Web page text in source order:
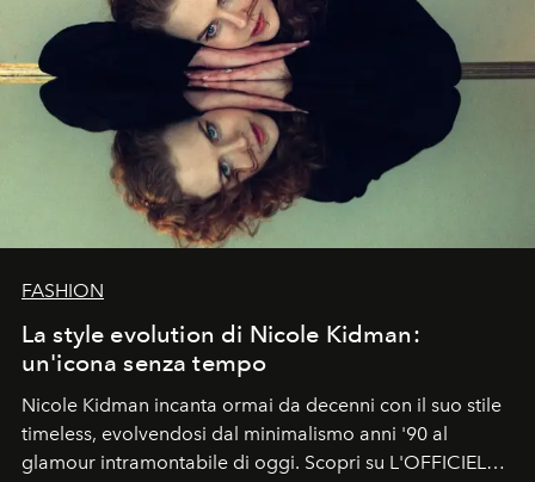
FASHION
La style evolution di Nicole Kidman:
un'icona senza tempo
Nicole Kidman incanta ormai da decenni con il suo stile
timeless, evolvendosi dal minimalismo anni '90 al
glamour intramontabile di oggi. Scopri su L'OFFICIEL